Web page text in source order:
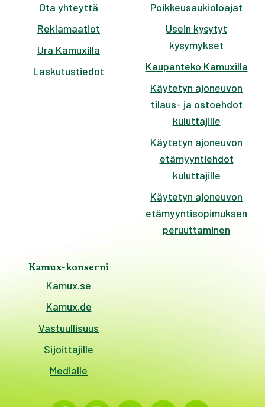
Ota yhteyttä
Reklamaatiot
Ura Kamuxilla
Laskutustiedot
Poikkeusaukioloajat
Usein kysytyt
kysymykset
Kaupanteko Kamuxilla
Käytetyn ajoneuvon
tilaus- ja ostoehdot
kuluttajille
Käytetyn ajoneuvon
etämyyntiehdot
kuluttajille
Käytetyn ajoneuvon
etämyyntisopimuksen
peruuttaminen
Kamux-konserni
Kamux.se
Kamux.de
Vastuullisuus
Sijoittajille
Medialle